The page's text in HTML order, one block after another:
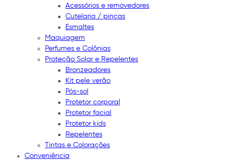
Acessórios e removedores
Cutelaria / pinças
Esmaltes
Maquiagem
Perfumes e Colônias
Proteção Solar e Repelentes
Bronzeadores
Kit pele verão
Pós-sol
Protetor corporal
Protetor facial
Protetor kids
Repelentes
Tintas e Colorações
Conveniência